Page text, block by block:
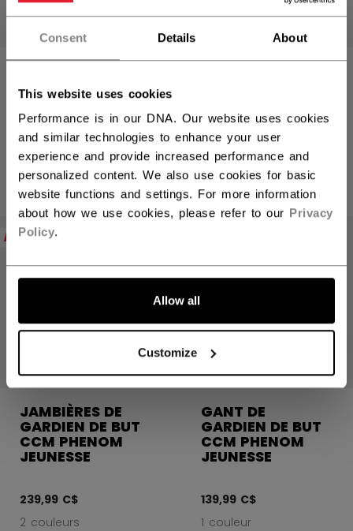
Consent Details About
This website uses cookies
Performance is in our DNA. Our website uses cookies
and similar technologies to enhance your user
experience and provide increased performance and
personalized content. We also use cookies for basic
website functions and settings. For more information
about how we use cookies, please refer to our Privacy
Policy.
Allow all
Customize
Vous souhaitez expédier des
produits aux États-Unis ?
ALLONS-Y !
GARDIEN DE BUT
CCM PHENOM
JEUNESSE
239,99 C$
1 couleur
JEUNESSE
239,99 C$
2 couleurs
NOUVEAU
JAMBIÈRES DE
GARDIEN DE BUT
CCM PHENOM
JEUNESSE
239,99 C$
2 couleurs
GANT DE
GARDIEN DE BUT
CCM PHENOM
JEUNESSE
139,99 C$
1 couleur